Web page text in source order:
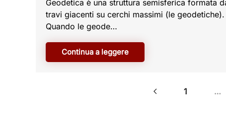
Geodetica è una struttura semisferica formata
travi giacenti su cerchi massimi (le geodetiche).
Quando le geode…
Continua a leggere
1 …